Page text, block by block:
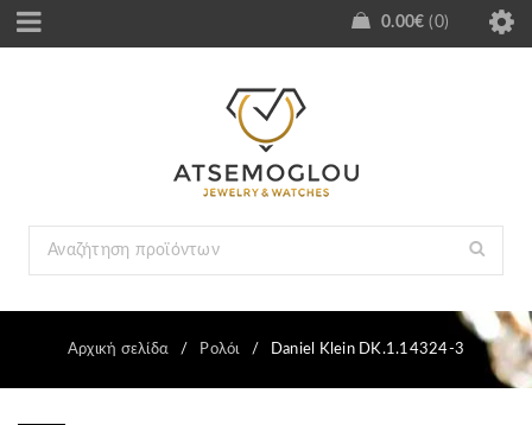
0.00€ 0
Αρχική σελίδα / Ρολόι / Daniel Klein DK.1.14324-3